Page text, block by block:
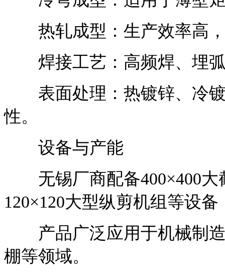
热轧成型：生产效率高，
焊接工艺：高频焊、埋弧
表面处理：热镀锌、冷镀
性。
设备与产能
无锡厂商配备400×400大
120×120大型纵剪机组等设
产品广泛应用于机械制造
棚等领域。